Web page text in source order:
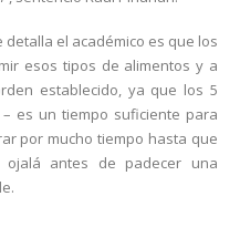
el académico es que los
esos tipos de alimentos y a
establecido, ya que los 5
es un tiempo suficiente para
por mucho tiempo hasta que
ojalá antes de padecer una